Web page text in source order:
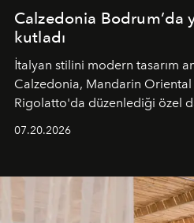
Calzedonia Bodrum’da
kutladı
İtalyan stilini modern tasarım
Calzedonia, Mandarin
Rigolatto'da düzenlediği özel
07.20.2026